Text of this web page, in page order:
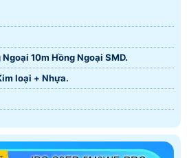
Ngoại 10m Hồng Ngoại SMD.
loại + Nhựa.